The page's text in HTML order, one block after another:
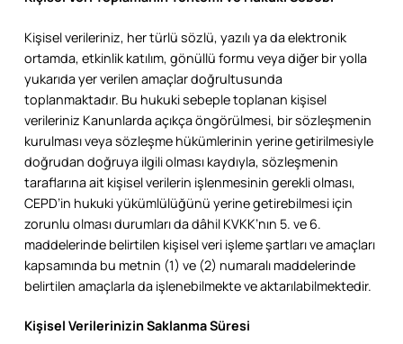
Kişisel verileriniz, her türlü sözlü, yazılı ya da elektronik
ortamda, etkinlik katılım, gönüllü formu veya diğer bir yolla
yukarıda yer verilen amaçlar doğrultusunda
toplanmaktadır. Bu hukuki sebeple toplanan kişisel
verileriniz Kanunlarda açıkça öngörülmesi, bir sözleşmenin
kurulması veya sözleşme hükümlerinin yerine getirilmesiyle
doğrudan doğruya ilgili olması kaydıyla, sözleşmenin
taraflarına ait kişisel verilerin işlenmesinin gerekli olması,
CEPD’in hukuki yükümlülüğünü yerine getirebilmesi için
zorunlu olması durumları da dâhil KVKK’nın 5. ve 6.
maddelerinde belirtilen kişisel veri işleme şartları ve amaçları
kapsamında bu metnin (1) ve (2) numaralı maddelerinde
belirtilen amaçlarla da işlenebilmekte ve aktarılabilmektedir.
Kişisel Verilerinizin Saklanma Süresi